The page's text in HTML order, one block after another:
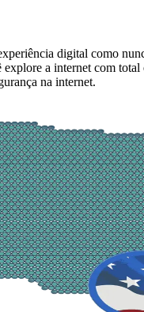
digital como
a internet com
na internet.